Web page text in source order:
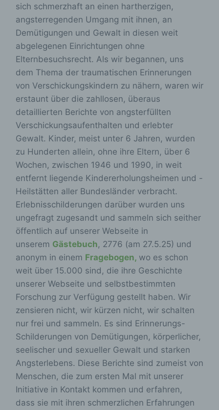
sich schmerzhaft an einen hartherzigen,
angsterregenden Umgang mit ihnen, an
Demütigungen und Gewalt in diesen weit
abgelegenen Einrichtungen ohne
Elternbesuchsrecht. Als wir begannen, uns
dem Thema der traumatischen Erinnerungen
von Verschickungskindern zu nähern, waren wir
erstaunt über die zahllosen, überaus
detaillierten Berichte von angsterfüllten
Verschickungsaufenthalten und erlebter
Gewalt. Kinder, meist unter 6 Jahren, wurden
zu Hunderten allein, ohne ihre Eltern, über 6
Wochen, zwischen 1946 und 1990, in weit
entfernt liegende Kindererholungsheimen und -
Heilstätten aller Bundesländer verbracht.
Erlebnisschilderungen darüber wurden uns
ungefragt zugesandt und sammeln sich seither
öffentlich auf unserer Webseite in
unserem Gästebuch, 2776 (am 27.5.25) und
anonym in einem Fragebogen, wo es schon
weit über 15.000 sind, die ihre Geschichte
unserer Webseite und selbstbestimmten
Forschung zur Verfügung gestellt haben. Wir
zensieren nicht, wir kürzen nicht, wir schalten
nur frei und sammeln. Es sind Erinnerungs-
Schilderungen von Demütigungen, körperlicher,
seelischer und sexueller Gewalt und starken
Angsterlebens. Diese Berichte sind zumeist von
Menschen, die zum ersten Mal mit unserer
Initiative in Kontakt kommen und erfahren,
dass sie mit ihren schmerzlichen Erfahrungen